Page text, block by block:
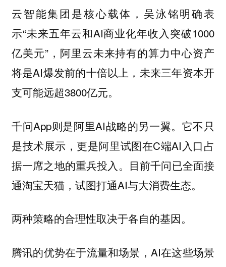
云智能集团是核心载体，吴泳铭明确表
示“未来五年云和AI商业化年收入突破1000
亿美元”，阿里云未来持有的算力中心资产
将是AI爆发前的十倍以上，未来三年资本开
支可能远超3800亿元。
千问App则是阿里AI战略的另一翼。它不只
是技术展示，更是阿里试图在C端AI入口占
据一席之地的重兵投入。目前千问已全面接
通淘宝天猫，试图打通AI与大消费生态。
两种策略的合理性取决于各自的基因。
腾讯的优势在于流量和场景，AI在这些场景